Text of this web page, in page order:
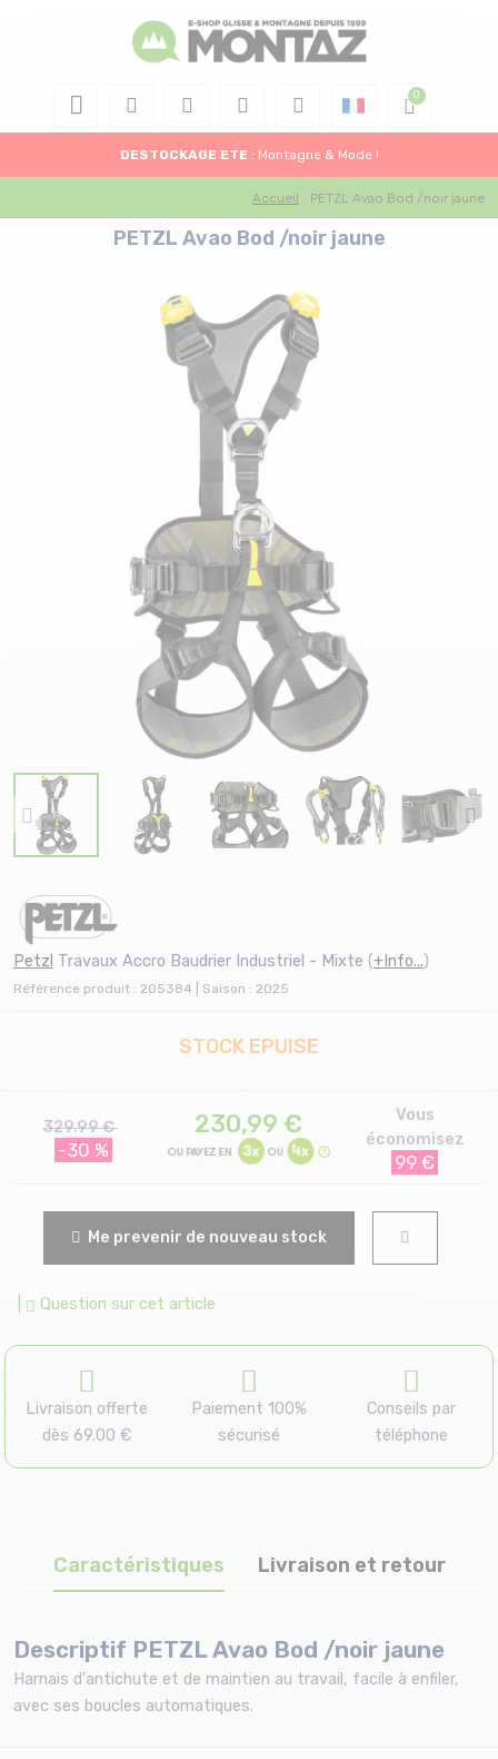
DESTOCKAGE ETE : Montagne & Mode !
Accueil PETZL Avao Bod /noir jaune
PETZL Avao Bod /noir jaune
Petzl Travaux Accro Baudrier Industriel - Mixte (+Info...)
Référence produit : 205384 | Saison : 2025
STOCK EPUISE
329.99 €
-30 %
230,99 €
Vous
économisez
99 €
Me prevenir de nouveau stock
Question sur cet article
Livraison offerte
dès 69.00 €
Paiement 100%
sécurisé
Conseils par
téléphone
Caractéristiques Livraison et retour
Descriptif PETZL Avao Bod /noir jaune
Harnais d'antichute et de maintien au travail, facile à enfiler,
avec ses boucles automatiques.